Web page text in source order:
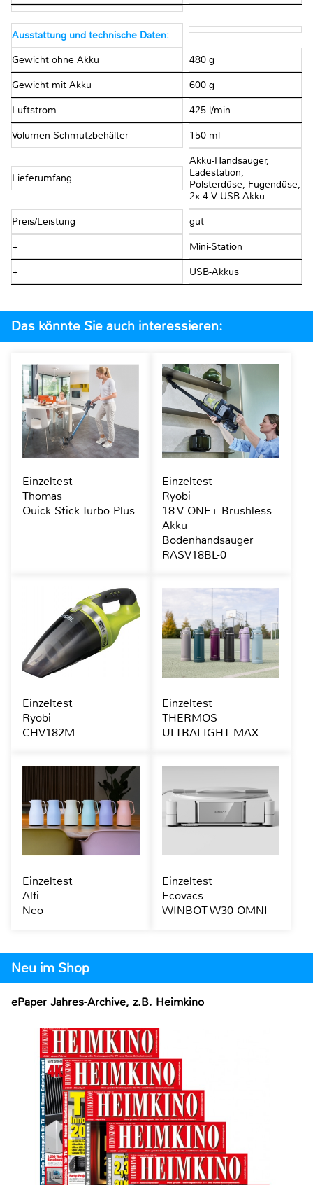
Ausstattung und technische Daten:
Gewicht ohne Akku 480 g
Gewicht mit Akku 600 g
Luftstrom 425 l/min
Volumen Schmutzbehälter 150 ml
Lieferumfang
Akku-Handsauger,
Ladestation,
Polsterdüse, Fugendüse,
2x 4 V USB Akku
Preis/Leistung gut
+ Mini-Station
+ USB-Akkus
Neu im Shop
ePaper Jahres-Archive, z.B. Heimkino
Das könnte Sie auch interessieren:
Einzeltest
Thomas
Quick Stick Turbo Plus
Einzeltest
Ryobi
18 V ONE+ Brushless
Akku-
Bodenhandsauger
RASV18BL-0
Einzeltest
Ryobi
CHV182M
Einzeltest
THERMOS
ULTRALIGHT MAX
Einzeltest
Alfi
Neo
Einzeltest
Ecovacs
WINBOT W30 OMNI